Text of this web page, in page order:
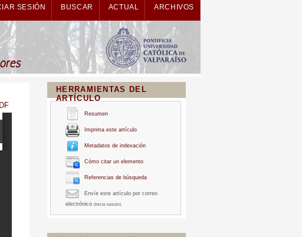
SESIÓN BUSCAR ACTUAL ARCHIVOS
HERRAMIENTAS DEL
ARTÍCULO
Resumen
Imprima este artículo
Metadatos de indexación
Cómo citar un elemento
Referencias de búsqueda
Envíe este artículo por correo
electrónico (Inicie sesión)